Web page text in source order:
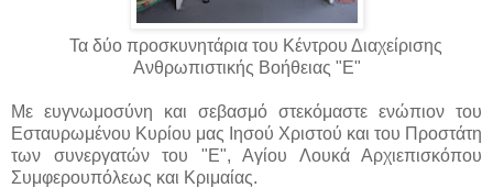
Τα δύο προσκυνητάρια του Κέντρου Διαχείρισης
Ανθρωπιστικής Βοήθειας "Ε"
Με ευγνωμοσύνη και σεβασμό στεκόμαστε ενώπιον του
Εσταυρωμένου Κυρίου μας Ιησού Χριστού και του Προστάτη
των συνεργατών του "Ε", Αγίου Λουκά Αρχιεπισκόπου
Συμφερουπόλεως και Κριμαίας.